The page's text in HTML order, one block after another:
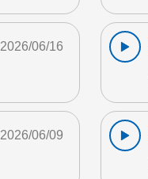
2026/06/16
2026/06/09